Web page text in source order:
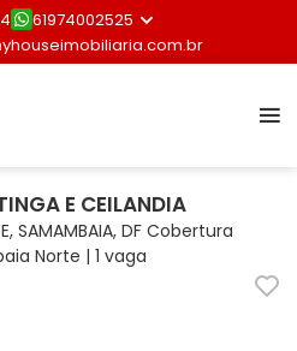
61974002525
E CEILANDIA
SAMAMBAIA, DF Cobertura
Norte | 1 vaga